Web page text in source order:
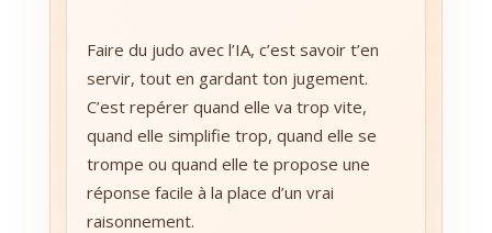
Faire du judo avec l’IA, c’est savoir t’en
servir, tout en gardant ton jugement.
C’est repérer quand elle va trop vite,
quand elle simplifie trop, quand elle se
trompe ou quand elle te propose une
réponse facile à la place d’un vrai
raisonnement.